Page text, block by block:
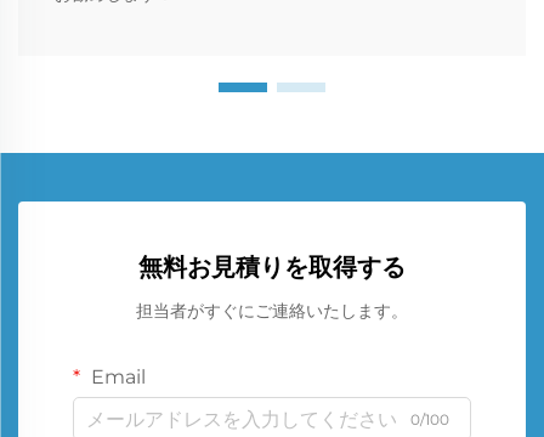
無料お見積りを取得する
担当者がすぐにご連絡いたします。
Email
0/100